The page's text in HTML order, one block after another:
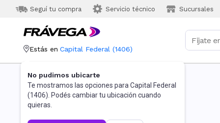
Seguí tu compra Servicio técnico Sucursales
Estás en Capital Federal (1406)
No pudimos ubicarte
Te mostramos las opciones para Capital Federal
(1406). Podés cambiar tu ubicación cuando
quieras.